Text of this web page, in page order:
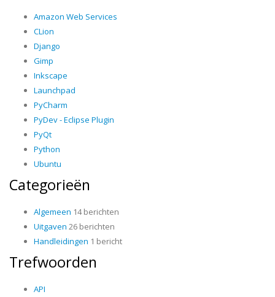
Amazon Web Services
CLion
Django
Gimp
Inkscape
Launchpad
PyCharm
PyDev - Eclipse Plugin
PyQt
Python
Ubuntu
Categorieën
Algemeen 14 berichten
Uitgaven 26 berichten
Handleidingen 1 bericht
Trefwoorden
API